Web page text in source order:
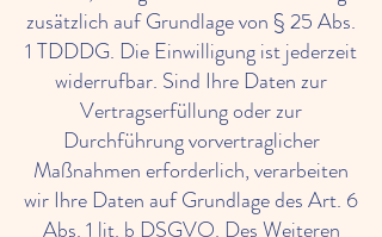
zusätzlich auf Grundlage von § 25 Abs.
1 TDDDG. Die Einwilligung ist jederzeit
widerrufbar. Sind Ihre Daten zur
Vertragserfüllung oder zur
Durchführung vorvertraglicher
Maßnahmen erforderlich, verarbeiten
wir Ihre Daten auf Grundlage des Art. 6
Abs. 1 lit. b DSGVO. Des Weiteren